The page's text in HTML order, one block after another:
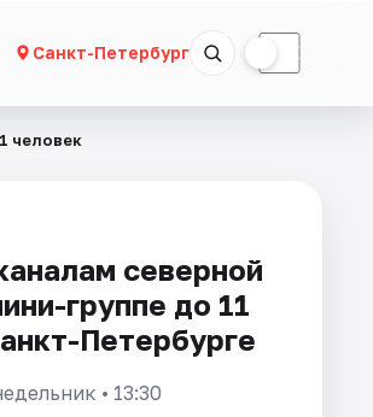
Санкт-Петербург ☾
человек
северной
группе до 11
Петербурге
• 13:30